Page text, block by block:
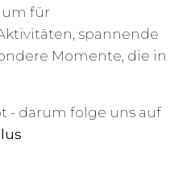
für
spannende
Momente, die in
- darum folge uns auf